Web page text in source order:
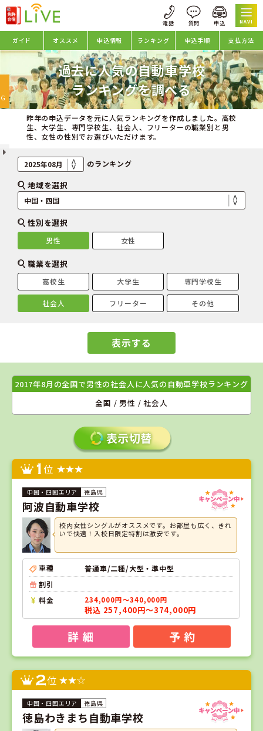
NAVI
ガイド オススメ 申込情報 ランキング 申込手順 支払方法
過去に人気の自動車学校
ランキングを調べる
昨年の申込データを元に人気ランキングを作成しました。高校
生、大学生、専門学校生、社会人、フリーターの職業別と男
性、女性の性別でお選びいただけます。
のランキング
地域を選択
性別を選択
男性 女性
職業を選択
高校生 大学生 専門学校生
社会人 フリーター その他
表示する
2017年8月の全国で男性の社会人に人気の自動車学校ランキング
全国 / 男性 / 社会人
1位
徳島県
阿波自動車学校
校内女性シングルがオススメです。お部屋も広く、きれ
いで快適！入校日限定特割は激安です。
車種
普通車/二種/大型・準中型
割引
料金
234,000円～340,000円
税込 257,400円～374,000円
詳 細 予 約
2位
徳島県
徳島わきまち自動車学校